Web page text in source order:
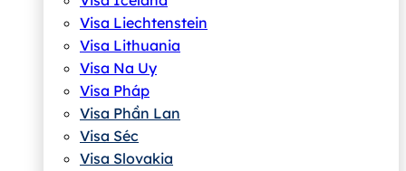
Visa Liechtenstein
Visa Lithuania
Visa Na Uy
Visa Pháp
Visa Phần Lan
Visa Séc
Visa Slovakia